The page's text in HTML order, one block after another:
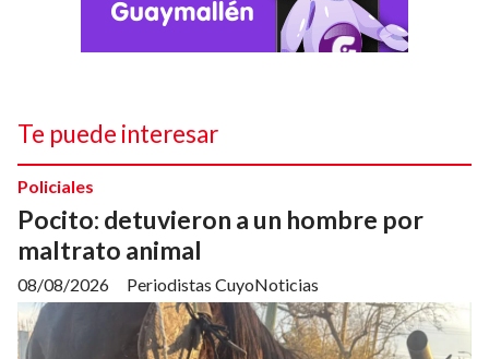
Te puede interesar
Pocito: detuvieron a un hombre por
maltrato animal
Periodistas CuyoNoticias
Policiales
08/08/2026